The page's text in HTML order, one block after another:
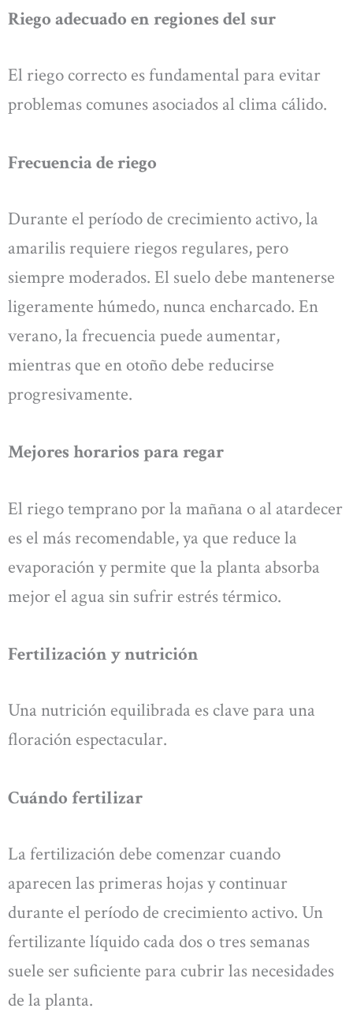
Riego adecuado en regiones del sur
El riego correcto es fundamental para evitar
problemas comunes asociados al clima cálido.
Frecuencia de riego
Durante el período de crecimiento activo, la
amarilis requiere riegos regulares, pero
siempre moderados. El suelo debe mantenerse
ligeramente húmedo, nunca encharcado. En
verano, la frecuencia puede aumentar,
mientras que en otoño debe reducirse
progresivamente.
Mejores horarios para regar
El riego temprano por la mañana o al atardecer
es el más recomendable, ya que reduce la
evaporación y permite que la planta absorba
mejor el agua sin sufrir estrés térmico.
Fertilización y nutrición
Una nutrición equilibrada es clave para una
floración espectacular.
Cuándo fertilizar
La fertilización debe comenzar cuando
aparecen las primeras hojas y continuar
durante el período de crecimiento activo. Un
fertilizante líquido cada dos o tres semanas
suele ser suficiente para cubrir las necesidades
de la planta.